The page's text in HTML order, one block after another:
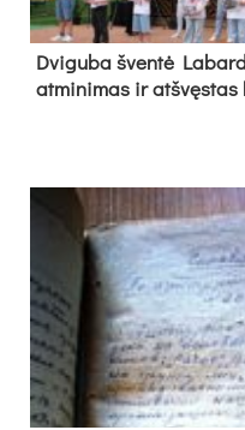
Dvi­gu­ba šven­tė
at­mi­ni­mas ir at­švęs­tas